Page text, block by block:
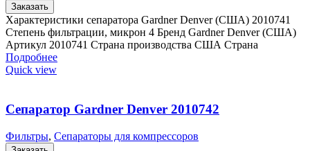
Заказать
Характеристики сепаратора Gardner Denver (США) 2010741
Степень фильтрации, микрон 4 Бренд Gardner Denver (США)
Артикул 2010741 Страна производства США Страна
Подробнее
Quick view
Сепаратор Gardner Denver 2010742
Фильтры, Сепараторы для компрессоров